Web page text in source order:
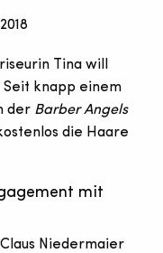
Tina will
knapp einem
der Barber Angels
die Haare
mit
Niedermaier